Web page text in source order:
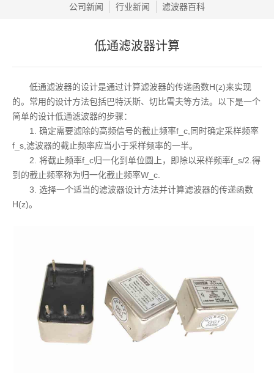
公司新闻 行业新闻 滤波器百科
低通滤波器计算
低通滤波器的设计是通过计算滤波器的传递函数H(z)来实现
的。常用的设计方法包括巴特沃斯、切比雪夫等方法。以下是一个
简单的设计低通滤波器的步骤：
1. 确定需要滤除的高频信号的截止频率f_c,同时确定采样频率
f_s,滤波器的截止频率应当小于采样频率的一半。
2. 将截止频率f_c归一化到单位圆上，即除以采样频率f_s/2.得
到的截止频率称为归一化截止频率W_c.
3. 选择一个适当的滤波器设计方法并计算滤波器的传递函数
H(z)。